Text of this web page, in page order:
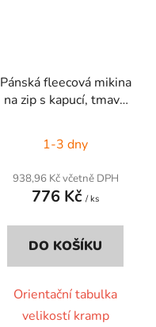
Pánská fleecová mikina
na zip s kapucí, tmavě
1-3 dny
938,96 Kč včetně DPH
776 Kč / ks
DO KOŠÍKU
Orientační tabulka
velikostí kramp